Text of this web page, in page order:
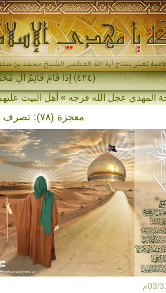
(٤٢٤) إِذَا قَامَ قَائِمُ آلِ مُحَمَّدٍ، جَمَعَ اللهُ لَهُ أَهْلَ المَشْرِقِ-
معجزة (٧٨): تصرف الإمام في أعين الجنود